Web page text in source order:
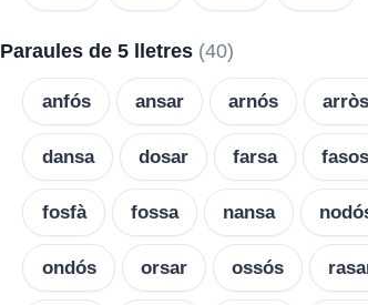
Paraules de 5 lletres (40)
anfós ansar arnós arròs
dansa dosar farsa fasos
fosfà fossa nansa
ondós orsar ossós